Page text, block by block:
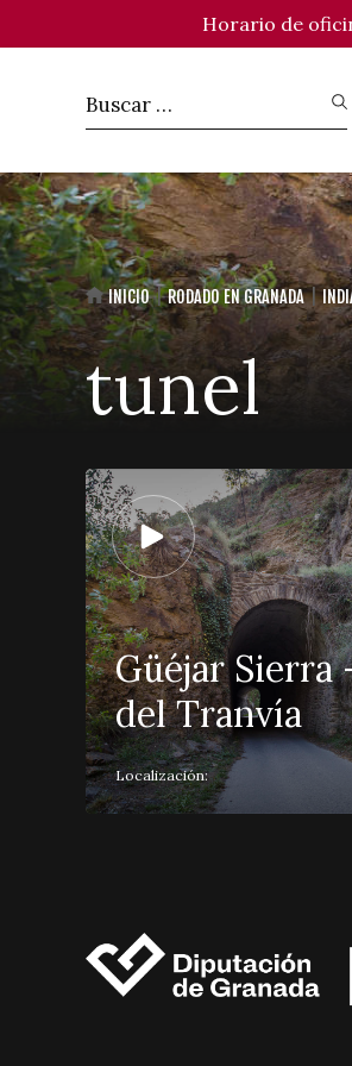
Horario de
INICIO RODADO EN GRANADA
tunel
Güéjar Sierra
del Tranvía
Localización: